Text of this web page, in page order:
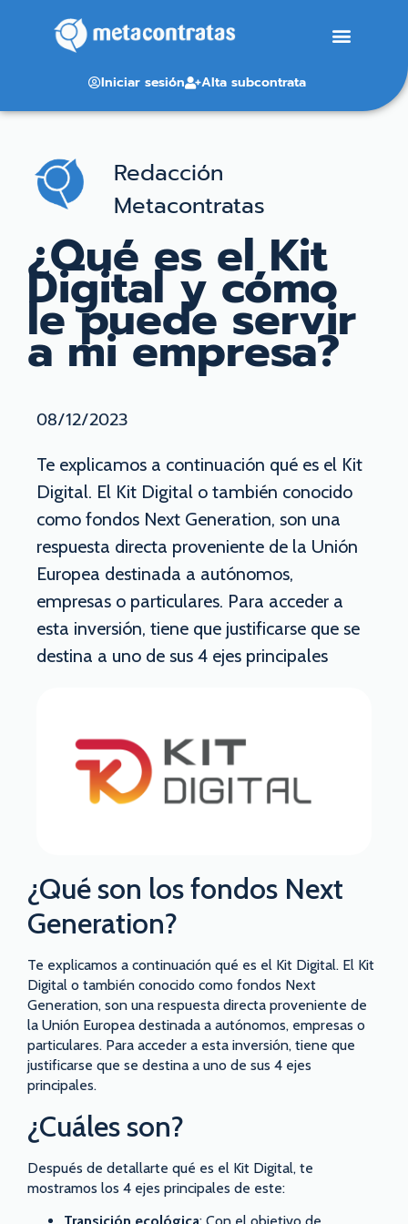
Iniciar sesión Alta subcontrata
Redacción
Metacontratas
¿Qué es el Kit
Digital y cómo
le puede servir
a mi empresa?
08/12/2023
Te explicamos a continuación qué es el Kit
Digital. El Kit Digital o también conocido
como fondos Next Generation, son una
respuesta directa proveniente de la Unión
Europea destinada a autónomos,
empresas o particulares. Para acceder a
esta inversión, tiene que justificarse que se
destina a uno de sus 4 ejes principales
¿Qué son los fondos Next
Generation?
Te explicamos a continuación qué es el Kit Digital. El Kit
Digital o también conocido como fondos Next
Generation, son una respuesta directa proveniente de
la Unión Europea destinada a autónomos, empresas o
particulares. Para acceder a esta inversión, tiene que
justificarse que se destina a uno de sus 4 ejes
principales.
¿Cuáles son?
Después de detallarte qué es el Kit Digital, te
mostramos los 4 ejes principales de este: